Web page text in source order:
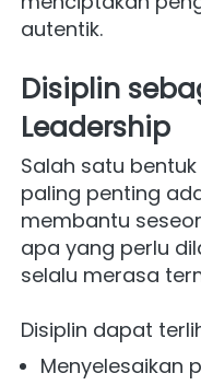
autentik.
Disiplin
Leadership
Salah satu
paling penting
membantu
apa yang perlu
selalu merasa
Disiplin dapat
Menyelesaikan